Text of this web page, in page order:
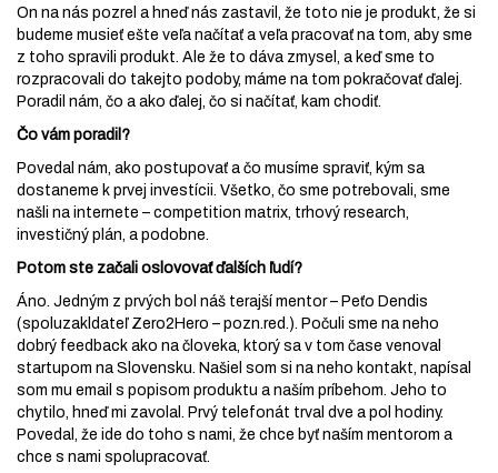
On na nás pozrel a hneď nás zastavil, že toto nie je produkt, že si
budeme musieť ešte veľa načítať a veľa pracovať na tom, aby sme
z toho spravili produkt. Ale že to dáva zmysel, a keď sme to
rozpracovali do takejto podoby, máme na tom pokračovať ďalej.
Poradil nám, čo a ako ďalej, čo si načítať, kam chodiť.
Čo vám poradil?
Povedal nám, ako postupovať a čo musíme spraviť, kým sa
dostaneme k prvej investícii. Všetko, čo sme potrebovali, sme
našli na internete – competition matrix, trhový research,
investičný plán, a podobne.
Potom ste začali oslovovať ďalších ľudí?
Áno. Jedným z prvých bol náš terajší mentor – Peťo Dendis
(spoluzakldateľ Zero2Hero – pozn.red.). Počuli sme na neho
dobrý feedback ako na človeka, ktorý sa v tom čase venoval
startupom na Slovensku. Našiel som si na neho kontakt, napísal
som mu email s popisom produktu a naším príbehom. Jeho to
chytilo, hneď mi zavolal. Prvý telefonát trval dve a pol hodiny.
Povedal, že ide do toho s nami, že chce byť naším mentorom a
chce s nami spolupracovať.